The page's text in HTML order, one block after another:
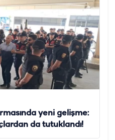
yeni gelişme:
da tutuklandı!